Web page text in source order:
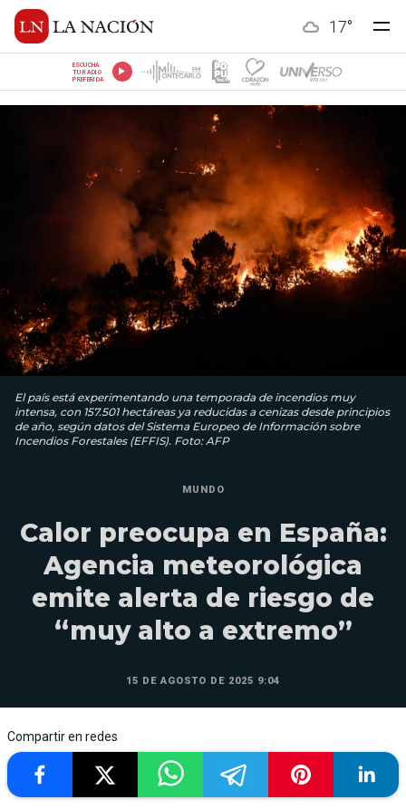
17°
ESCUCHÁ
TU RADIO
PREFERIDA
El país está experimentando una temporada de incendios muy
intensa, con 157.501 hectáreas ya reducidas a cenizas desde principios
de año, según datos del Sistema Europeo de Información sobre
Incendios Forestales (EFFIS). Foto: AFP
MUNDO
Calor preocupa en España:
Agencia meteorológica
emite alerta de riesgo de
“muy alto a extremo”
15 DE AGOSTO DE 2025 9:04
Compartir en redes